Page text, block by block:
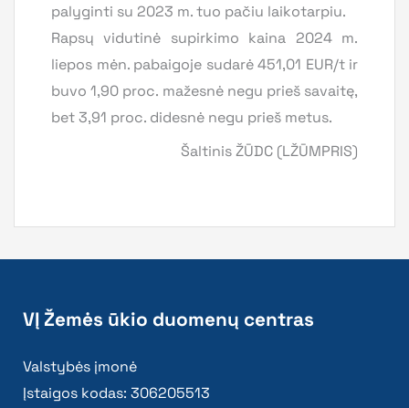
palyginti su 2023 m. tuo pačiu laikotarpiu.
Rapsų vidutinė supirkimo kaina 2024 m.
liepos mėn. pabaigoje sudarė 451,01 EUR/t ir
buvo 1,90 proc. mažesnė negu prieš savaitę,
bet 3,91 proc. didesnė negu prieš metus.
Šaltinis ŽŪDC (LŽŪMPRIS)
VĮ Žemės ūkio duomenų centras
Valstybės įmonė
Įstaigos kodas: 306205513